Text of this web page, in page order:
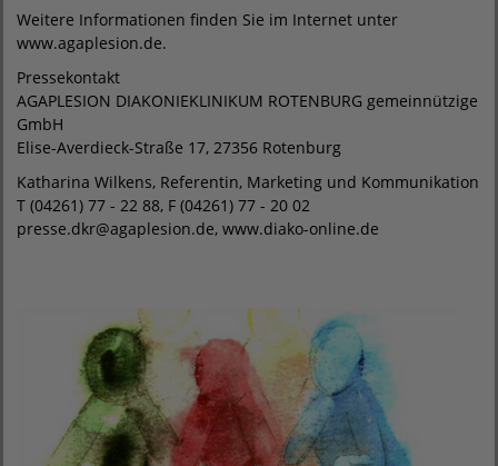
Weitere Informationen finden Sie im Internet unter
www.agaplesion.de.
Pressekontakt
AGAPLESION DIAKONIEKLINIKUM ROTENBURG gemeinnützige
GmbH
Elise-Averdieck-Straße 17, 27356 Rotenburg
Katharina Wilkens, Referentin, Marketing und Kommunikation
T (04261) 77 - 22 88, F (04261) 77 - 20 02
presse.dkr@agaplesion.de, www.diako-online.de